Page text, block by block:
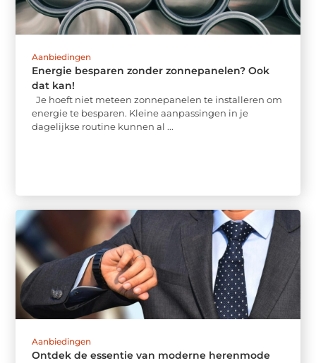
Aanbiedingen
Energie besparen zonder zonnepanelen? Ook
dat kan!
Je hoeft niet meteen zonnepanelen te installeren om
energie te besparen. Kleine aanpassingen in je
dagelijkse routine kunnen al ...
Aanbiedingen
Ontdek de essentie van moderne herenmode